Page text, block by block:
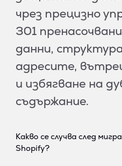
чрез прецизно
301
данни,
адресите,
и избягване на
съдържание.
Какво се случва след
Shopify?